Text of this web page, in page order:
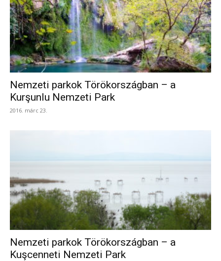
Nemzeti parkok Törökországban – a
Kurşunlu Nemzeti Park
2016. márc 23.
Nemzeti parkok Törökországban – a
Kuşcenneti Nemzeti Park